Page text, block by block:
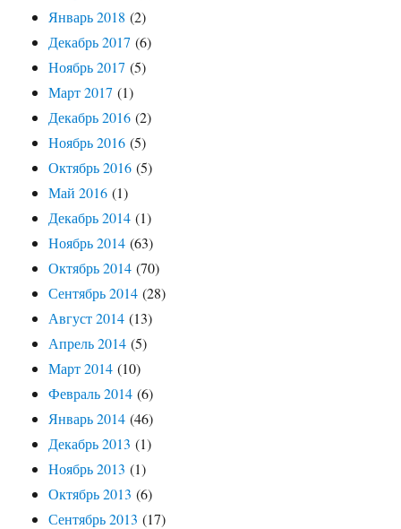
Январь 2018 (2)
Декабрь 2017 (6)
Ноябрь 2017 (5)
Март 2017 (1)
Декабрь 2016 (2)
Ноябрь 2016 (5)
Октябрь 2016 (5)
Май 2016 (1)
Декабрь 2014 (1)
Ноябрь 2014 (63)
Октябрь 2014 (70)
Сентябрь 2014 (28)
Август 2014 (13)
Апрель 2014 (5)
Март 2014 (10)
Февраль 2014 (6)
Январь 2014 (46)
Декабрь 2013 (1)
Ноябрь 2013 (1)
Октябрь 2013 (6)
Сентябрь 2013 (17)